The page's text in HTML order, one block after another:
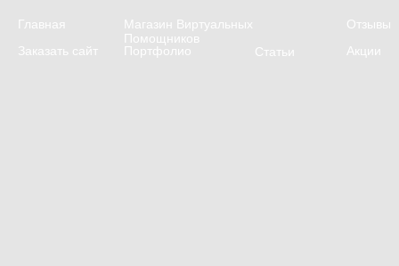
Главная
Магазин Виртуальных
Помощников
Отзывы
Заказать сайт
Портфолио Акции
Статьи